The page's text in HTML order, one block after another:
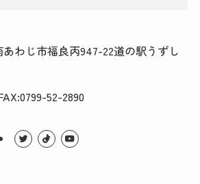
あわじ市福良丙947-22道の駅うずし
52-2890